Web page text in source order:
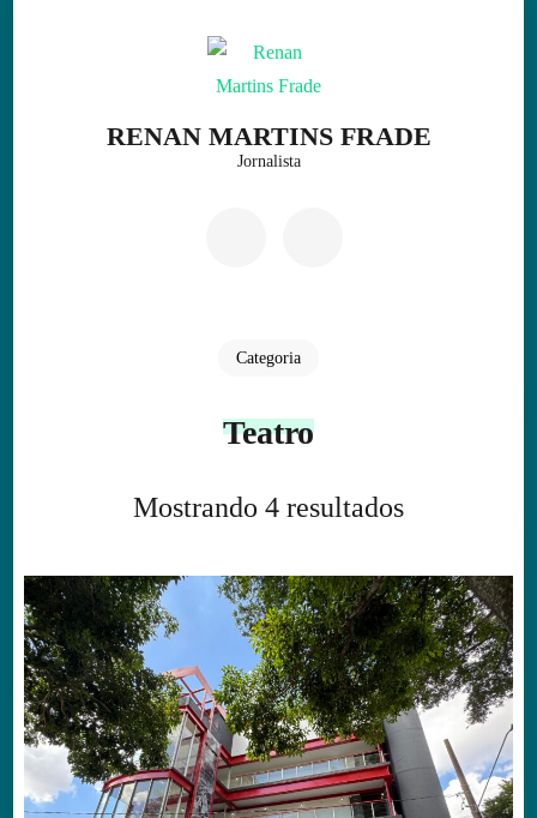
RENAN MARTINS FRADE
Jornalista
Categoria
Teatro
Mostrando 4 resultados